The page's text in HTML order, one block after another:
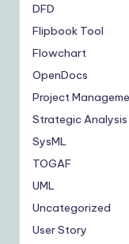
DFD
Flipbook Tool
Flowchart
OpenDocs
Project
Strategic Analysis
SysML
TOGAF
UML
Uncategorized
User Story